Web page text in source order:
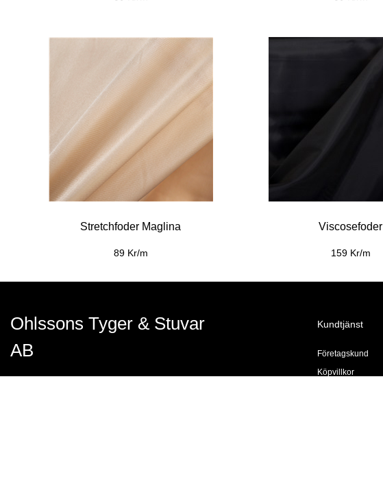
Stretchfoder Maglina
89 Kr/m
Viscosefoder
159 Kr/m
Ohlssons Tyger & Stuvar
AB
Kundtjänst
Företagskund
Köpvillkor